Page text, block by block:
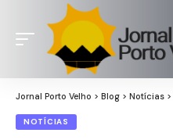
Jornal Porto Velho > Blog > Notícias >
NOTÍCIAS